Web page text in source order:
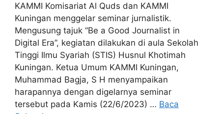
KAMMI Komisariat Al Quds dan KAMMI
Kuningan menggelar seminar jurnalistik.
Mengusung tajuk “Be a Good Journalist in
Digital Era”, kegiatan dilakukan di aula Sekolah
Tinggi Ilmu Syariah (STIS) Husnul Khotimah
Kuningan. Ketua Umum KAMMI Kuningan,
Muhammad Bagja, S H menyampaikan
harapannya dengan digelarnya seminar
tersebut pada Kamis (22/6/2023) … Baca